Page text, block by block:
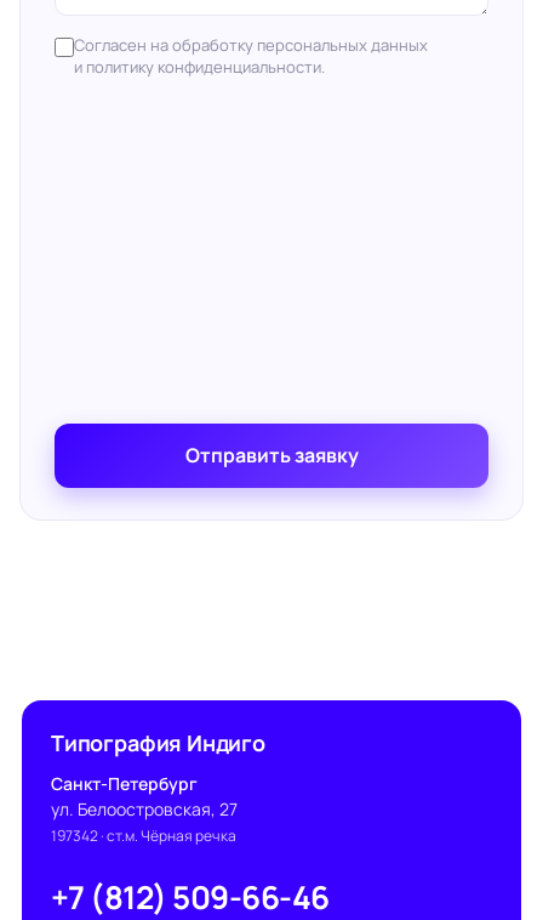
Согласен на обработку персональных данных
и политику конфиденциальности.
Отправить заявку
Типография Индиго
Санкт-Петербург
ул. Белоостровская, 27
197342· ст.м. Чёрная речка
+7 (812) 509-66-46